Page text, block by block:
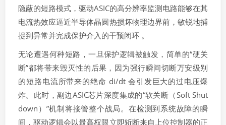
隐蔽的短路模式，驱动ASIC的高分辨率监测电路能够在其
电流热效应逼近半导体晶圆热损坏物理边界前，敏锐地捕
捉到异常并完成保护介入的干预闭环 。
无论遭遇何种短路，一旦保护逻辑被触发，简单的“硬关
断”都将带来毁灭性的后果，因为强行瞬间切断万安级别
的短路电流所带来的绝命 di/dt 会引发巨大的过电压爆
炸。此时，副边ASIC芯片深度集成的“软关断（Soft Shut
down）”机制将接管整个战局。在检测到系统故障的瞬
间，驱动逻辑会以最高权限立即斩断来自上位控制器的正